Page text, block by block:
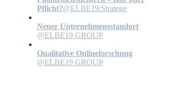
Pflicht?@ELBE19:Stratege
Neuer Unternehmensstandort
@ELBE19 GROUP
Qualitative Onlineforschung
@ELBE19 GROUP